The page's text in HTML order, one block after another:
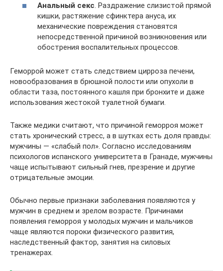
Анальный секс . Раздражение слизистой прямой
кишки, растяжение сфинктера ануса, их
механические повреждения становятся
непосредственной причиной возникновения или
обострения воспалительных процессов.
Геморрой может стать следствием цирроза печени,
новообразования в брюшной полости или опухоли в
области таза, постоянного кашля при бронхите и даже
использования жестокой туалетной бумаги.
Также медики считают, что причиной геморроя может
стать хронический стресс, а в шутках есть доля правды:
мужчины — «слабый пол». Согласно исследованиям
психологов испанского университета в Гранаде, мужчины
чаще испытывают сильный гнев, презрение и другие
отрицательные эмоции.
Обычно первые признаки заболевания появляются у
мужчин в среднем и зрелом возрасте. Причинами
появления геморроя у молодых мужчин и мальчиков
чаще являются пороки физического развития,
наследственный фактор, занятия на силовых
тренажерах.